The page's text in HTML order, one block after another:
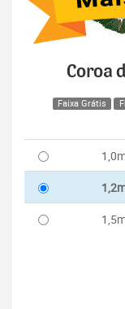
Coroa
Faixa Grátis